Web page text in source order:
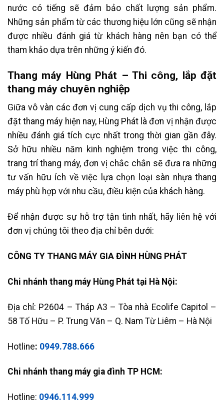
nước có tiếng sẽ đảm bảo chất lượng sản phẩm.
Những sản phẩm từ các thương hiệu lớn cũng sẽ nhận
được nhiều đánh giá từ khách hàng nên bạn có thể
tham khảo dựa trên những ý kiến đó.
Thang máy Hùng Phát – Thi công, lắp đặt
thang máy chuyên nghiệp
Giữa vô vàn các đơn vị cung cấp dịch vụ thi công, lắp
đặt thang máy hiện nay, Hùng Phát là đơn vị nhận được
nhiều đánh giá tích cực nhất trong thời gian gần đây.
Sở hữu nhiều năm kinh nghiệm trong việc thi công,
trang trí thang máy, đơn vị chắc chắn sẽ đưa ra những
tư vấn hữu ích về việc lựa chọn loại sàn nhựa thang
máy phù hợp với nhu cầu, điều kiện của khách hàng.
Để nhận được sự hỗ trợ tận tình nhất, hãy liên hệ với
đơn vị chúng tôi theo địa chỉ bên dưới:
CÔNG TY THANG MÁY GIA ĐÌNH HÙNG PHÁT
Chi nhánh thang máy Hùng Phát tại Hà Nội:
Địa chỉ: P2604 – Tháp A3 – Tòa nhà Ecolife Capitol –
58 Tố Hữu – P. Trung Văn – Q. Nam Từ Liêm – Hà Nội
Hotline: 0949.788.666
Chi nhánh thang máy gia đình TP HCM:
Hotline: 0946.114.999